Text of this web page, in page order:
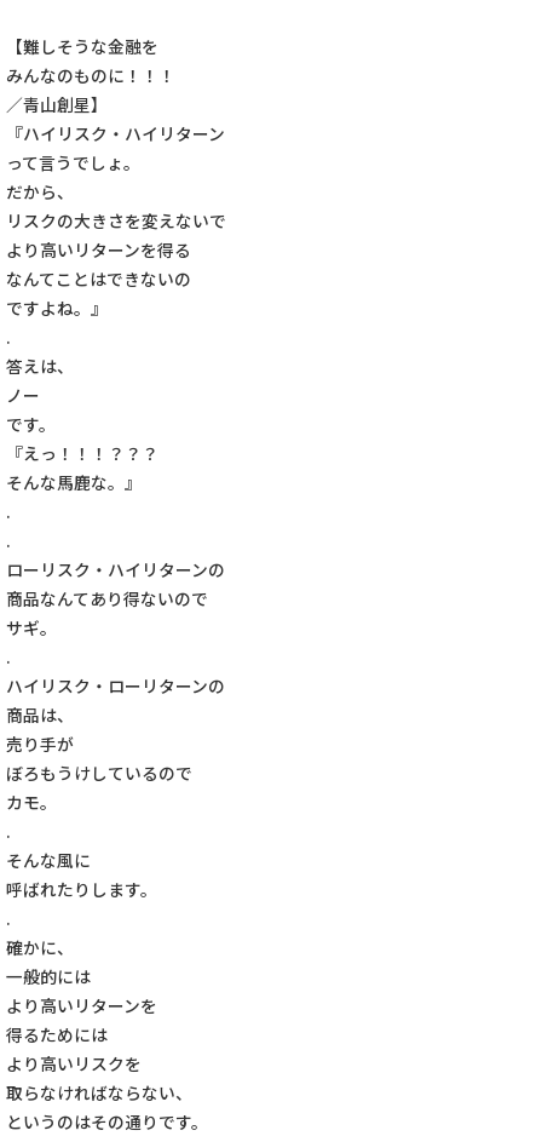
【難しそうな金融を
みんなのものに！！！
／青山創星】
『ハイリスク・ハイリターン
って言うでしょ。
だから、
リスクの大きさを変えないで
より高いリターンを得る
なんてことはできないの
ですよね。』
.
答えは、
ノー
です。
『えっ！！！？？？
そんな馬鹿な。』
.
.
ローリスク・ハイリターンの
商品なんてあり得ないので
サギ。
.
ハイリスク・ローリターンの
商品は、
売り手が
ぼろもうけしているので
カモ。
.
そんな風に
呼ばれたりします。
.
確かに、
一般的には
より高いリターンを
得るためには
より高いリスクを
取らなければならない、
というのはその通りです。